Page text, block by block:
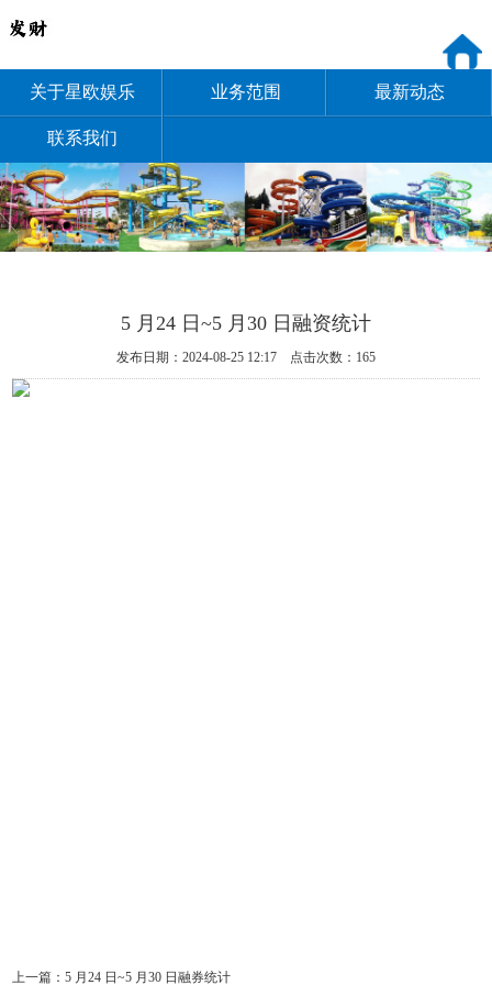
关于星欧娱乐 业务范围 最新动态
联系我们
5 月24 日~5 月30 日融资统计
发布日期：2024-08-25 12:17 点击次数：165
上一篇：5 月24 日~5 月30 日融券统计